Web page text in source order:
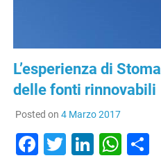
L’esperienza di
delle fonti rinnovabili
Posted on 4 Marzo 2017
Facebook
Twitter